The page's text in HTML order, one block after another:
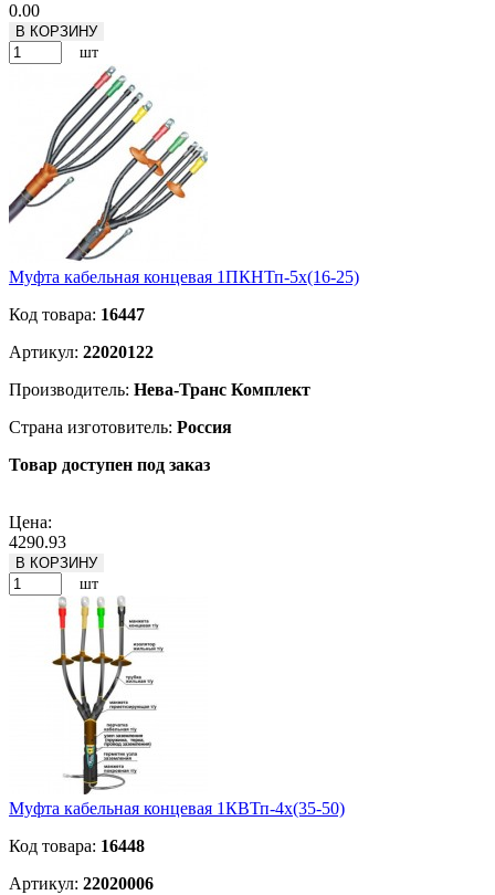
0.00
В КОРЗИНУ
шт
Муфта кабельная концевая 1ПКНТп-5х(16-25)
Код товара: 16447
Артикул: 22020122
Производитель: Нева-Транс Комплект
Страна изготовитель: Россия
Товар доступен под заказ
Цена:
4290.93
В КОРЗИНУ
шт
Муфта кабельная концевая 1КВТп-4х(35-50)
Код товара: 16448
Артикул: 22020006